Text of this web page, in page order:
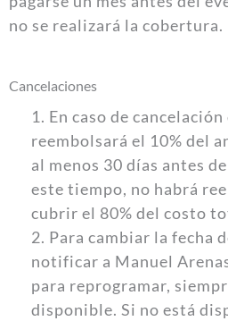
no se realizará la cobertura.
Cancelaciones
1. En caso de
reembolsará el 10% del
al menos 30 días antes
este tiempo, no habrá
cubrir el 80% del costo
2. Para cambiar la fecha
notificar a Manuel
para reprogramar,
disponible. Si no está